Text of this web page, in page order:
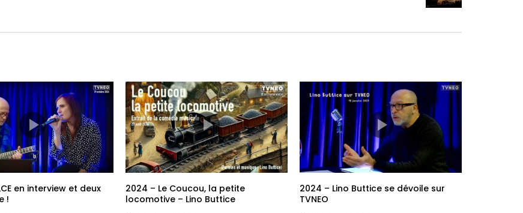
en interview et deux
!
2024 – Le Coucou, la petite
locomotive – Lino Buttice
2024 – Lino Buttice se dévoile sur
TVNEO